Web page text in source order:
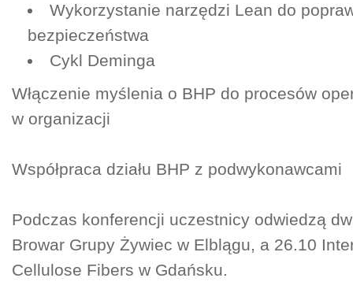
Wykorzystanie narzędzi Lean do
bezpieczeństwa
Cykl Deminga
Włączenie myślenia o BHP do procesów
w organizacji
Współpraca działu BHP z podwykonawcami
Podczas konferencji uczestnicy odwiedzą
Browar Grupy Żywiec w Elblągu, a 26.10
Cellulose Fibers w Gdańsku.